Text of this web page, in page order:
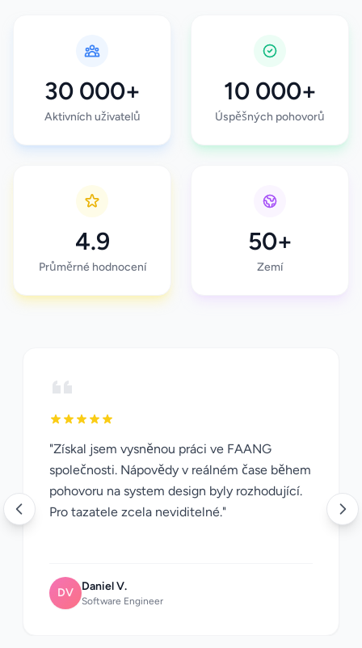
30 000+
Aktivních uživatelů
10 000+
Úspěšných pohovorů
4.9
Průměrné hodnocení
50+
Zemí
"Získal jsem vysněnou práci ve FAANG
společnosti. Nápovědy v reálném čase během
pohovoru na system design byly rozhodující.
Pro tazatele zcela neviditelné."
DV Daniel V.
Software Engineer